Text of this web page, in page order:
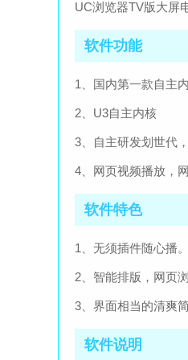
UC浏览器TV版大屏
软件功能
1、国内第一款自主
2、U3自主内核
3、自主研发划世代
4、网页视频播放，
软件特色
1、无须插件随心播。
2、智能排版，网页
3、界面相当的清爽
软件说明